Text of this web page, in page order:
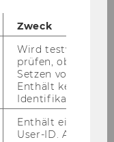
Projekten in
Vermittlung
/>
im
Zweck
Wird testweise
prüfen, ob der
Setzen von
Enthält keine
Enthält eine
User-ID. Anhand